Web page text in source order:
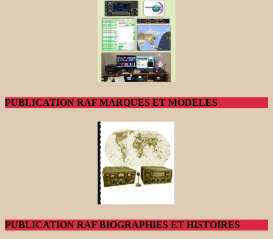
PUBLICATION RAF MARQUES ET MODELES
PUBLICATION RAF BIOGRAPHIES ET HISTOIRES